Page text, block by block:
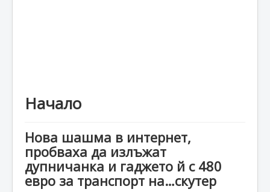
Начало
Нова шашма в интернет,
пробваха да излъжат
дупничанка и гаджето й с 480
евро за транспорт на…скутер